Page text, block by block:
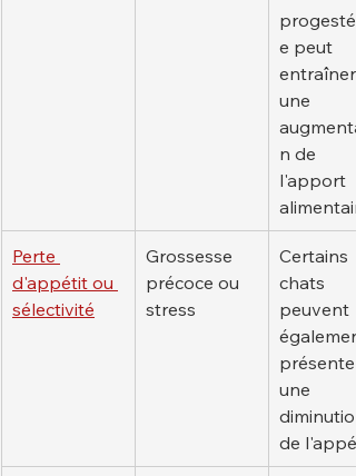
e peut
entraîner
une
n de
l'apport
Perte
d'appétit ou
sélectivité
Grossesse
précoce ou
stress
Certains
chats
peuvent
présenter
une
de